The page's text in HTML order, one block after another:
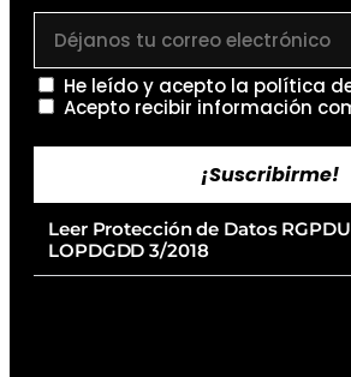
He leído y acepto la política
Acepto recibir información
¡Suscribirme!
Leer Protección de Datos
LOPDGDD 3/2018